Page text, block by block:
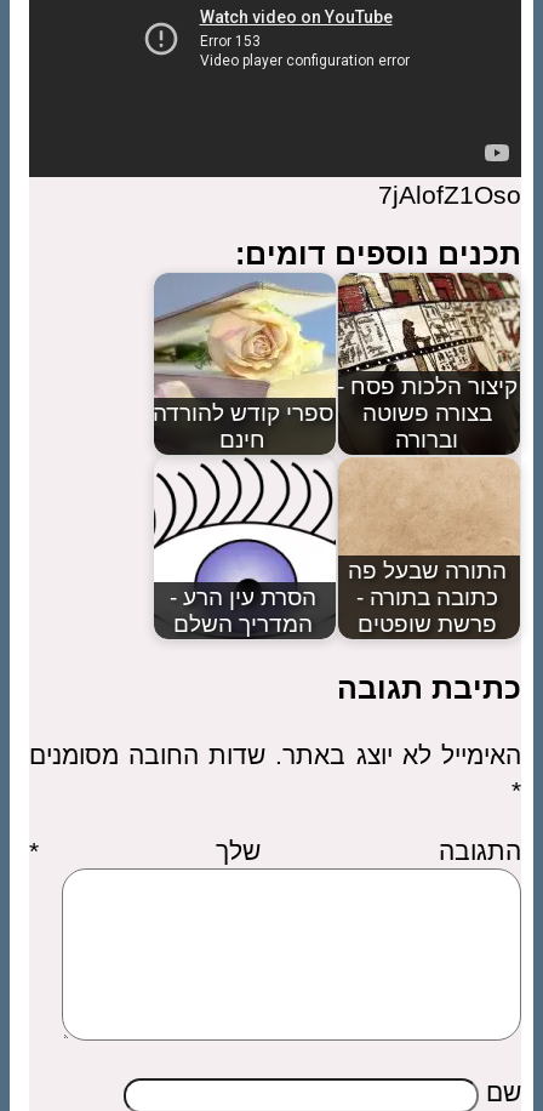
7jAlofZ1Oso
תכנים נוספים דומים:
קיצור הלכות פסח -
בצורה פשוטה
וברורה
ספרי קודש להורדה
חינם
התורה שבעל פה
כתובה בתורה -
פרשת שופטים
הסרת עין הרע -
המדריך השלם
כתיבת תגובה
האימייל לא יוצג באתר. שדות החובה מסומנים
*
התגובה שלך*
שם